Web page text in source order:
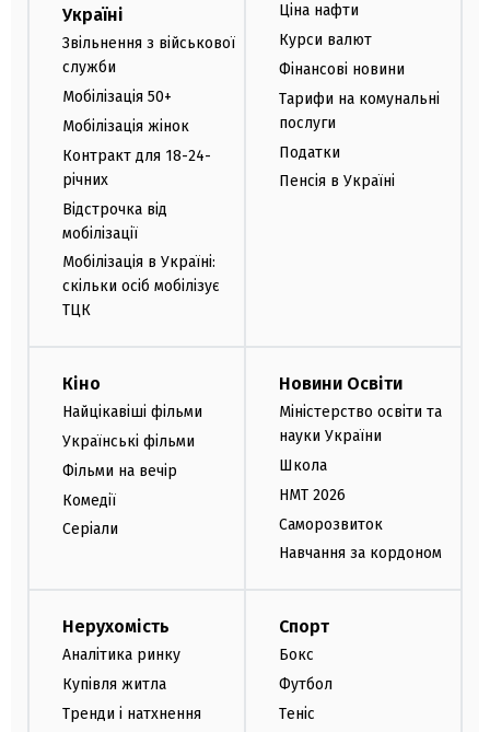
Україні
Звільнення з військової
служби
Мобілізація 50+
Мобілізація жінок
Контракт для 18-24-
річних
Відстрочка від
мобілізації
Мобілізація в Україні:
скільки осіб мобілізує
ТЦК
Ціна нафти
Курси валют
Фінансові новини
Тарифи на комунальні
послуги
Податки
Пенсія в Україні
Кіно
Найцікавіші фільми
Українські фільми
Фільми на вечір
Комедії
Серіали
Новини Освіти
Міністерство освіти та
науки України
Школа
НМТ 2026
Саморозвиток
Навчання за кордоном
Нерухомість
Аналітика ринку
Купівля житла
Тренди і натхнення
Спорт
Бокс
Футбол
Теніс